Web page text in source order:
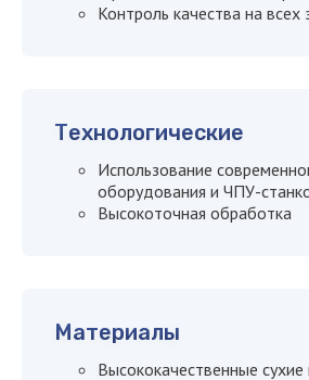
Контроль качества на всех
Технологические
Использование
оборудования и ЧПУ-
Высокоточная обработка
Материалы
Высококачественные
конфиденциальности сайта